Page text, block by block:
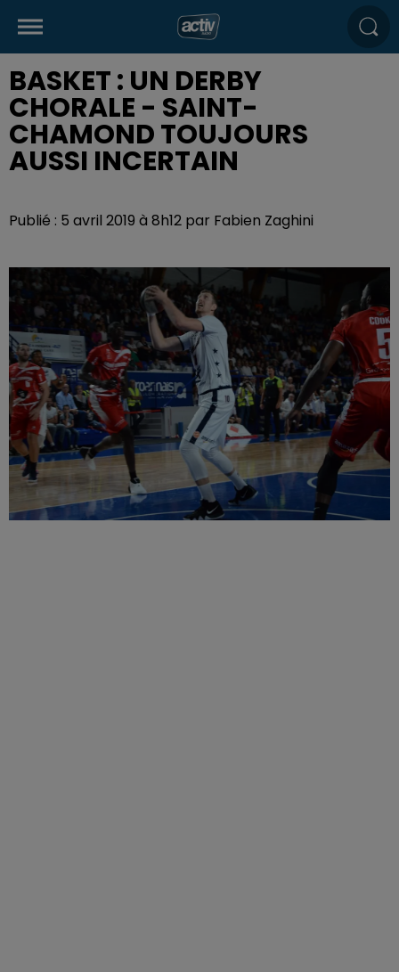
BASKET : UN DERBY
CHORALE - SAINT-
CHAMOND TOUJOURS
AUSSI INCERTAIN
Publié : 5 avril 2019 à 8h12 par Fabien Zaghini